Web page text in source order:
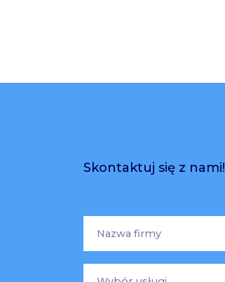
Skontaktuj się z nami!